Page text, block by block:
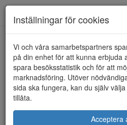
HEM ECCO
Inställningar för cookies
Vi och våra samarbetspartners
på din enhet för att kunna erbjuda
spara besöksstatistik och för att
marknadsföring. Utöver
sida ska fungera, kan du själv
tillåta.
Acceptera